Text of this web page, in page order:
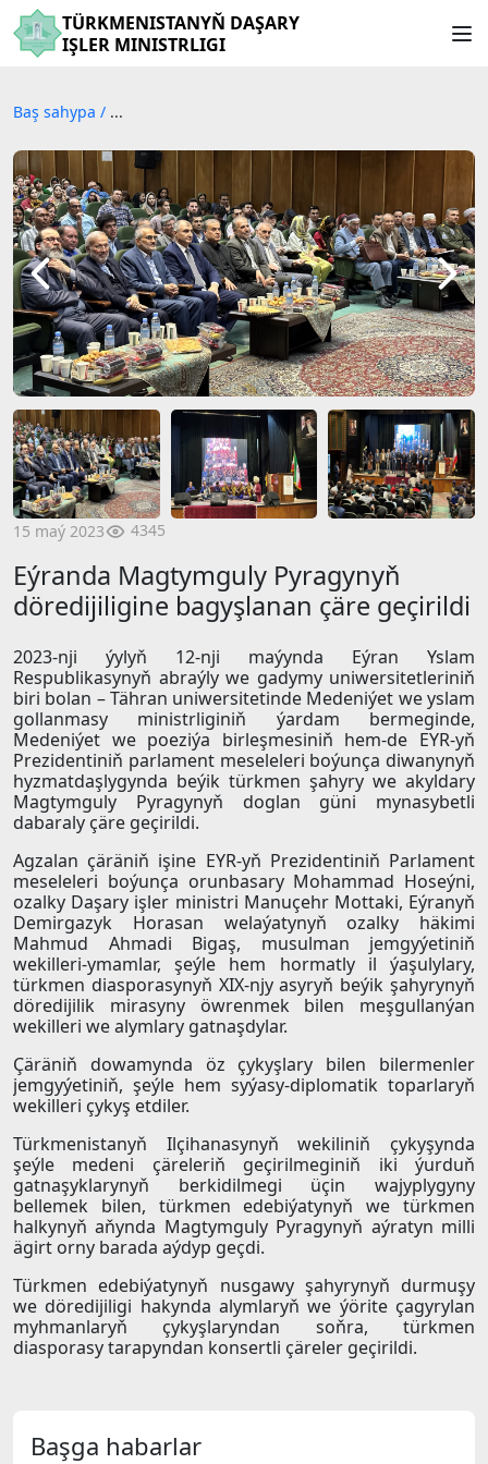
TÜRKMENISTANYŇ DAŞARY
IŞLER MINISTRLIGI
Baş sahypa / ...
15 maý 2023 4345
Eýranda Magtymguly Pyragynyň
döredijiligine bagyşlanan çäre geçirildi
2023-nji ýylyň 12-nji maýynda Eýran Yslam
Respublikasynyň abraýly we gadymy uniwersitetleriniň
biri bolan – Tähran uniwersitetinde Medeniýet we yslam
gollanmasy ministrliginiň ýardam bermeginde,
Medeniýet we poeziýa birleşmesiniň hem-de EYR-yň
Prezidentiniň parlament meseleleri boýunça diwanynyň
hyzmatdaşlygynda beýik türkmen şahyry we akyldary
Magtymguly Pyragynyň doglan güni mynasybetli
dabaraly çäre geçirildi.
Agzalan çäräniň işine EYR-yň Prezidentiniň Parlament
meseleleri boýunça orunbasary Mohammad Hoseýni,
ozalky Daşary işler ministri Manuçehr Mottaki, Eýranyň
Demirgazyk Horasan welaýatynyň ozalky häkimi
Mahmud Ahmadi Bigaş, musulman jemgyýetiniň
wekilleri-ymamlar, şeýle hem hormatly il ýaşulylary,
türkmen diasporasynyň XIX-njy asyryň beýik şahyrynyň
döredijilik mirasyny öwrenmek bilen meşgullanýan
wekilleri we alymlary gatnaşdylar.
Çäräniň dowamynda öz çykyşlary bilen bilermenler
jemgyýetiniň, şeýle hem syýasy-diplomatik toparlaryň
wekilleri çykyş etdiler.
Türkmenistanyň Ilçihanasynyň wekiliniň çykyşynda
şeýle medeni çäreleriň geçirilmeginiň iki ýurduň
gatnaşyklarynyň berkidilmegi üçin wajyplygyny
bellemek bilen, türkmen edebiýatynyň we türkmen
halkynyň aňynda Magtymguly Pyragynyň aýratyn milli
ägirt orny barada aýdyp geçdi.
Türkmen edebiýatynyň nusgawy şahyrynyň durmuşy
we döredijiligi hakynda alymlaryň we ýörite çagyrylan
myhmanlaryň çykyşlaryndan soňra, türkmen
diasporasy tarapyndan konsertli çäreler geçirildi.
Başga habarlar